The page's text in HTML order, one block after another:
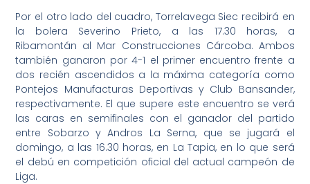
Por el otro lado del cuadro, Torrelavega Siec recibirá en
la bolera Severino Prieto, a las 17.30 horas, a
Ribamontán al Mar Construcciones Cárcoba. Ambos
también ganaron por 4-1 el primer encuentro frente a
dos recién ascendidos a la máxima categoría como
Pontejos Manufacturas Deportivas y Club Bansander,
respectivamente. El que supere este encuentro se verá
las caras en semifinales con el ganador del partido
entre Sobarzo y Andros La Serna, que se jugará el
domingo, a las 16.30 horas, en La Tapia, en lo que será
el debú en competición oficial del actual campeón de
Liga.